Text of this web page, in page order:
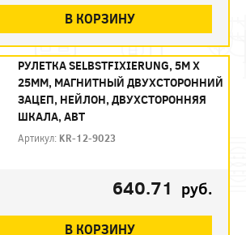
В КОРЗИНУ
РУЛЕТКА SELBSTFIXIERUNG, 5М X
25ММ, МАГНИТНЫЙ ДВУХСТОРОННИЙ
ЗАЦЕП, НЕЙЛОН, ДВУХСТОРОННЯЯ
ШКАЛА, АВТ
Артикул: KR-12-9023
640.71 руб.
В КОРЗИНУ